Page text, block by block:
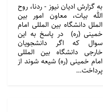
به گزارش ادیان نیوز - ردنا، روح
الله بیات، معاون امور بین
الملل دانشگاه بین المللی امام
خمینی (ره) در پاسخ به این
سوال که اگر دانشجویان
خارجی دانشگاه بین المللی
امام خمینی (ره) شیعه شوند از
پرداخت…